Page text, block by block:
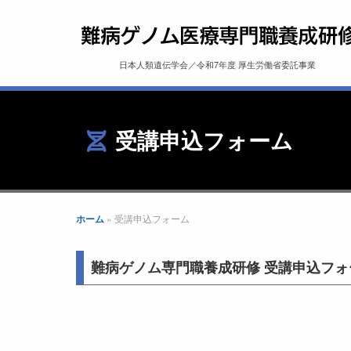
日本人類遺伝学会／令和7年度 厚生労働省委託事業
受講申込フォーム
ホーム » 受講申込フォーム
難病ゲノム専門職養成研修 受講申込フ